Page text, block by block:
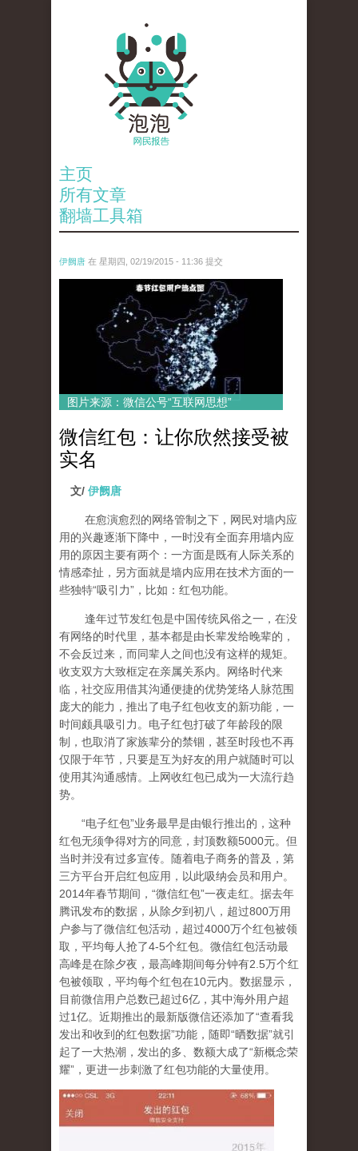
主页
所有文章
翻墙工具箱
伊阙唐 在 星期四, 02/19/2015 - 11:36 提交
chun_jie_hong_bao_yong_hu_re_dian_tu_.jpg
图片来源：微信公号“互联网思想”
微信红包：让你欣然接受被
实名
文/ 伊阙唐
在愈演愈烈的网络管制之下，网民对墙内应
用的兴趣逐渐下降中，一时没有全面弃用墙内应
用的原因主要有两个：一方面是既有人际关系的
情感牵扯，另方面就是墙内应用在技术方面的一
些独特“吸引力”，比如：红包功能。
逢年过节发红包是中国传统风俗之一，在没
有网络的时代里，基本都是由长辈发给晚辈的，
不会反过来，而同辈人之间也没有这样的规矩。
收支双方大致框定在亲属关系内。网络时代来
临，社交应用借其沟通便捷的优势笼络人脉范围
庞大的能力，推出了电子红包收支的新功能，一
时间颇具吸引力。电子红包打破了年龄段的限
制，也取消了家族辈分的禁锢，甚至时段也不再
仅限于年节，只要是互为好友的用户就随时可以
使用其沟通感情。上网收红包已成为一大流行趋
势。
“电子红包”业务最早是由银行推出的，这种
红包无须争得对方的同意，封顶数额5000元。但
当时并没有过多宣传。随着电子商务的普及，第
三方平台开启红包应用，以此吸纳会员和用户。
2014年春节期间，“微信红包”一夜走红。据去年
腾讯发布的数据，从除夕到初八，超过800万用
户参与了微信红包活动，超过4000万个红包被领
取，平均每人抢了4-5个红包。微信红包活动最
高峰是在除夕夜，最高峰期间每分钟有2.5万个红
包被领取，平均每个红包在10元内。数据显示，
目前微信用户总数已超过6亿，其中海外用户超
过1亿。近期推出的最新版微信还添加了“查看我
发出和收到的红包数据”功能，随即“晒数据”就引
起了一大热潮，发出的多、数额大成了“新概念荣
耀”，更进一步刺激了红包功能的大量使用。